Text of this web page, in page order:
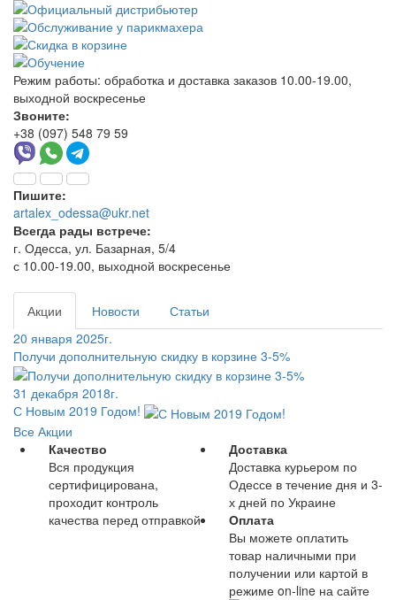
Режим работы: обработка и доставка заказов 10.00-19.00,
выходной воскресенье
Звоните:
+38 (097) 548 79 59
Пишите:
artalex_odessa@ukr.net
Всегда рады встрече:
г. Одесса, ул. Базарная, 5/4
с 10.00-19.00, выходной воскресенье
Акции Новости
Статьи
20 января 2025г.
Получи дополнительную скидку в корзине 3-5%
31 декабря 2018г.
С Новым 2019 Годом!
Все Акции
Качество
Вся продукция
сертифицирована,
проходит контроль
качества перед отправкой
Доставка
Доставка курьером по
Одессе в течение дня и 3-
х дней по Украине
Оплата
Вы можете оплатить
товар наличными при
получении или картой в
режиме on-line на сайте